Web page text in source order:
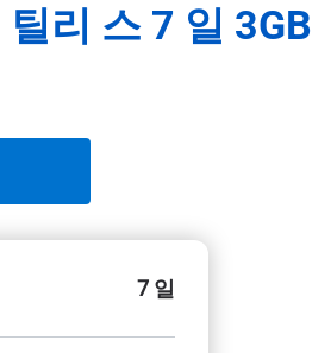
리 스 7 일 3GB
7 일